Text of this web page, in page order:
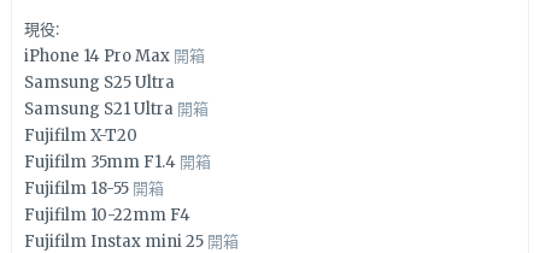
現役:
iPhone 14 Pro Max 開箱
Samsung S25 Ultra
Samsung S21 Ultra 開箱
Fujifilm X-T20
Fujifilm 35mm F1.4 開箱
Fujifilm 18-55 開箱
Fujifilm 10-22mm F4
Fujifilm Instax mini 25 開箱